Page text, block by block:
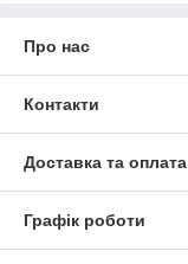
Про нас
Контакти
Доставка та оплата
Графік роботи